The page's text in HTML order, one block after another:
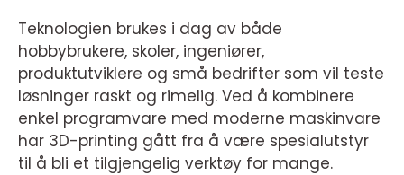
Teknologien brukes i dag av både
hobbybrukere, skoler, ingeniører,
produktutviklere og små bedrifter som vil teste
løsninger raskt og rimelig. Ved å kombinere
enkel programvare med moderne maskinvare
har 3D-printing gått fra å være spesialutstyr
til å bli et tilgjengelig verktøy for mange.